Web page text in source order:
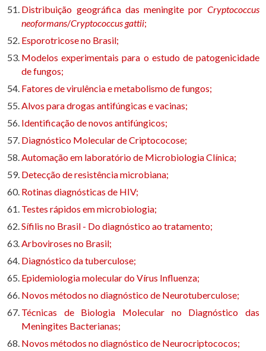
Distribuição geográfica das meningite por Cryptococcus
neoformans/Cryptococcus gattii;
Esporotricose no Brasil;
Modelos experimentais para o estudo de patogenicidade
de fungos;
Fatores de virulência e metabolismo de fungos;
Alvos para drogas antifúngicas e vacinas;
Identificação de novos antifúngicos;
Diagnóstico Molecular de Criptococose;
Automação em laboratório de Microbiologia Clínica;
Detecção de resistência microbiana;
Rotinas diagnósticas de HIV;
Testes rápidos em microbiologia;
Sífilis no Brasil - Do diagnóstico ao tratamento;
Arboviroses no Brasil;
Diagnóstico da tuberculose;
Epidemiologia molecular do Vírus Influenza;
Novos métodos no diagnóstico de Neurotuberculose;
Técnicas de Biologia Molecular no Diagnóstico das
Meningites Bacterianas;
Novos métodos no diagnóstico de Neurocriptococos;